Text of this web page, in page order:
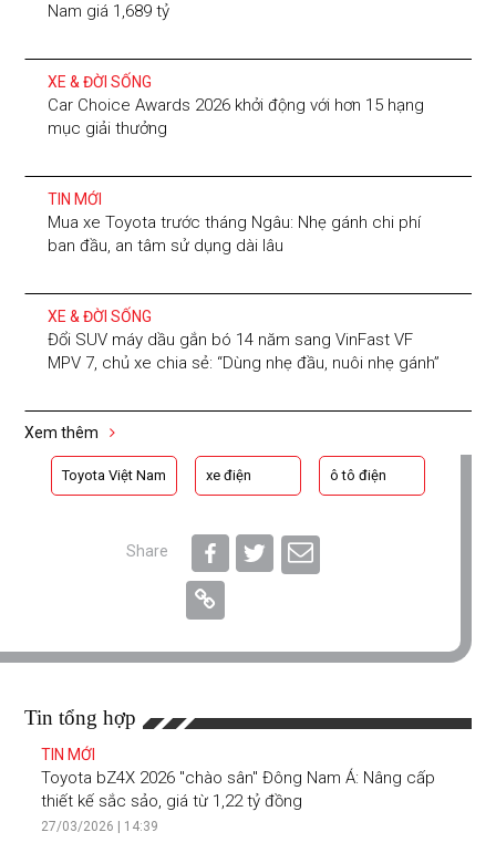
Nam giá 1,689 tỷ
XE & ĐỜI SỐNG
Car Choice Awards 2026 khởi động với hơn 15 hạng
mục giải thưởng
TIN MỚI
Mua xe Toyota trước tháng Ngâu: Nhẹ gánh chi phí
ban đầu, an tâm sử dụng dài lâu
XE & ĐỜI SỐNG
Đổi SUV máy dầu gắn bó 14 năm sang VinFast VF
MPV 7, chủ xe chia sẻ: “Dùng nhẹ đầu, nuôi nhẹ gánh”
Xem thêm
Toyota Việt Nam xe điện ô tô điện
Share
Tin tổng hợp
TIN MỚI
Toyota bZ4X 2026 "chào sân" Đông Nam Á: Nâng cấp
thiết kế sắc sảo, giá từ 1,22 tỷ đồng
27/03/2026 | 14:39